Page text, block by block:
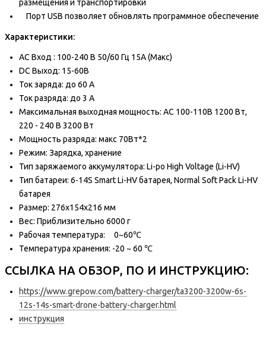
размещения и транспортировки
Порт USB позволяет обновлять программное обеспечение
Характеристики:
AC Вход : 100-240 В 50/60 Гц 15А (Макс)
DC Выход: 15-60В
Ток заряда: до 60 A
Ток разряда: до 3 A
Максимальная выходная мощность: AC 100-110В 1200 Вт,
220 - 240 В 3200 Вт
Мощность разряда: макс 70Вт*2
Режим: Зарядка, хранение
Тип заряжаемого аккумулятора: Li-po High Voltage (Li-HV)
Тип батареи: 6-14S Smart Li-HV батарея, Normal Soft Pack Li-HV
батарея
Размер: 276x154x216 мм
Вес: Приблизительно 6000 г
Рабочая температура: 0~60℃
Температура хранения: -20 ~ 60 ℃
ССЫЛКА НА ОБЗОР, ПО И ИНСТРУКЦИЮ:
https://www.grepow.com/battery-charger/ta3200-3200w-6s-
12s-14s-smart-drone-battery-charger.html
инструкция